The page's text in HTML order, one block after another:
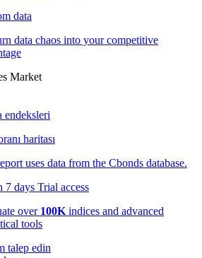
data
data chaos into your competitive
Market
endeksleri
haritası
uses data from the Cbonds database.
7 days Trial access
over 100K indices and advanced
tools
talep edin